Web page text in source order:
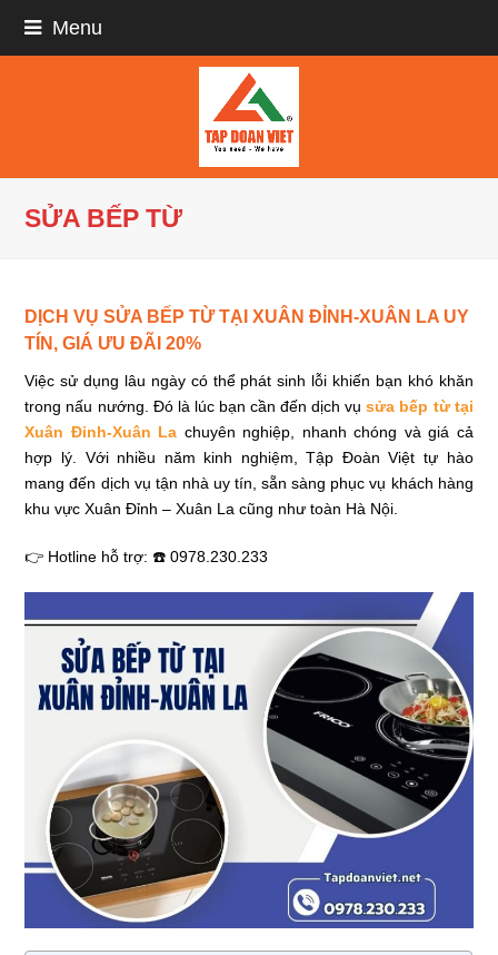
Menu
SỬA BẾP TỪ
DỊCH VỤ SỬA BẾP TỪ TẠI XUÂN ĐỈNH-XUÂN LA UY
TÍN, GIÁ ƯU ĐÃI 20%
Việc sử dụng lâu ngày có thể phát sinh lỗi khiến bạn khó khăn
trong nấu nướng. Đó là lúc bạn cần đến dịch vụsửa bếp từ tại
Xuân Đỉnh-Xuân La chuyên nghiệp, nhanh chóng và giá cả
hợp lý. Với nhiều năm kinh nghiệm, Tập Đoàn Việt tự hào
mang đến dịch vụ tận nhà uy tín, sẵn sàng phục vụ khách hàng
khu vực Xuân Đỉnh – Xuân La cũng như toàn Hà Nội.
👉 Hotline hỗ trợ: ☎️ 0978.230.233